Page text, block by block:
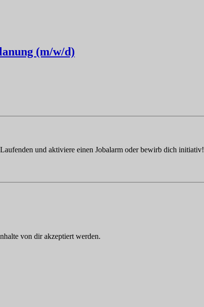
(m/w/d)
und aktiviere einen Jobalarm oder bewirb dich initiativ!
von dir akzeptiert werden.